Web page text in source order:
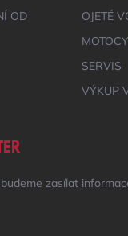
OD
OJETÉ
SERVIS
VÝKUP
zasílat